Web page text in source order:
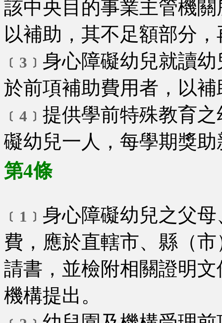
該中央目的事業主管機
以補助，其不足額部分
﹝3﹞ 身心障礙幼兒就讀
於前項補助費用者，以
﹝4﹞ 提供學前特殊教育
礙幼兒一人，每學期獎
第4條
﹝1﹞ 身心障礙幼兒之父
費，應於直轄市、縣（
請書，並檢附相關證明
機構提出。